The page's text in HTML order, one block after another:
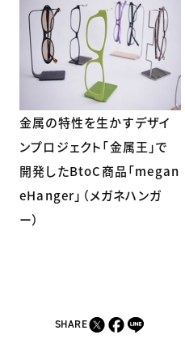
金属の特性を生かすデザイ
ンプロジェクト「金属王」で
開発したBtoC商品「megan
eHanger」（メガネハンガ
ー）
SHARE